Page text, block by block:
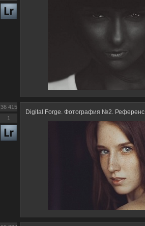
Digital Forge. Фотография №2. Референс
36 415
1